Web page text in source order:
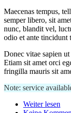
Maecenas tempus,
semper libero, sit
nunc, blandit vel,
odio et ante tincidunt
Donec vitae sapien
Etiam sit amet orci
fringilla mauris sit
Note: service
Weiter lesen